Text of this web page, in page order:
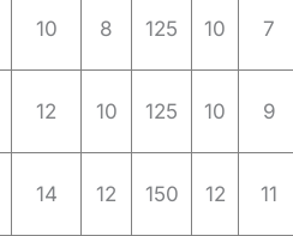
10 8 125 10 7
12 10 125 10 9
14 12 150 12 11